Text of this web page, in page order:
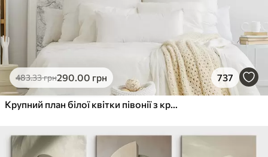
483.33грн290.00 грн 737
Крупний план білої квітки півонії з крапельками води на пелюстках на розмитому фоні